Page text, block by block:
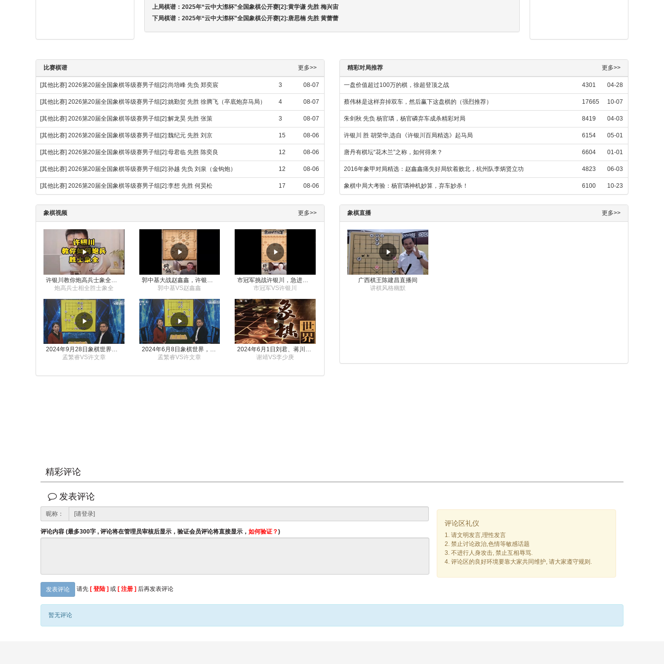
上局棋谱： 2025年“云中大漈杯”全国象棋公开赛[2]:黄学谦 先胜 梅兴宙
下局棋谱： 2025年“云中大漈杯”全国象棋公开赛[2]:唐思楠 先胜 黄蕾蕾
比赛棋谱 更多>>
[其他比赛] 2026第20届全国象棋等级赛男子组[2]:尚培峰 先负 郑奕宸 3 08-07
[其他比赛] 2026第20届全国象棋等级赛男子组[2]:姚勤贺 先胜 徐腾飞（卒底炮弃马局） 4 08-07
[其他比赛] 2026第20届全国象棋等级赛男子组[2]:解龙昊 先胜 张策 3 08-07
[其他比赛] 2026第20届全国象棋等级赛男子组[2]:魏纪元 先胜 刘京 15 08-06
[其他比赛] 2026第20届全国象棋等级赛男子组[2]:母君临 先胜 陈奕良 12 08-06
[其他比赛] 2026第20届全国象棋等级赛男子组[2]:孙越 先负 刘泉（金钩炮） 12 08-06
[其他比赛] 2026第20届全国象棋等级赛男子组[2]:李想 先胜 何昊松 17 08-06
精彩对局推荐 更多>>
一盘价值超过100万的棋，徐超登顶之战 4301 04-28
蔡伟林是这样弃掉双车，然后赢下这盘棋的（强烈推荐） 17665 10-07
朱剑秋 先负 杨官璘，杨官磷弃车成杀精彩对局 8419 04-03
许银川 胜 胡荣华,选自《许银川百局精选》起马局 6154 05-01
唐丹有棋坛“花木兰”之称，如何得来？ 6604 01-01
2016年象甲对局精选：赵鑫鑫痛失好局软着败北，杭州队李炳贤立功 4823 06-03
象棋中局大考验：杨官璘神机妙算，弃车妙杀！ 6100 10-23
象棋视频 更多>>
炮高兵士相全胜士象全
郭中基VS赵鑫鑫
市冠军VS许银川
2024年9月28日象棋世界栏目，刘君、蒋川讲解了第九届杨官璘杯象棋公开赛孟繁睿与许文章的对局
孟繁睿VS许文章
2024年6月8日象棋世界，刘君、蒋川讲解了第九届杨官璘杯全国象棋公开赛孟繁睿与许文章的对局
孟繁睿VS许文章
2024年6月1日刘君、蒋川讲解第三届上海杯象棋大师赛谢靖与李少庚的对局
谢靖VS李少庚
象棋直播 更多>>
广西棋王陈建昌直播间
讲棋风格幽默
精彩评论
发表评论
昵称：
评论内容 (最多300字 , 评论将在管理员审核后显示，验证会员评论将直接显示， 如何验证？)
发表评论 请先 [ 登陆 ] 或 [ 注册 ] 后再发表评论
评论区礼仪
1. 请文明发言,理性发言
2. 禁止讨论政治,色情等敏感话题
3. 不进行人身攻击, 禁止互相辱骂.
4. 评论区的良好环境要靠大家共同维护, 请大家遵守规则.
暂无评论